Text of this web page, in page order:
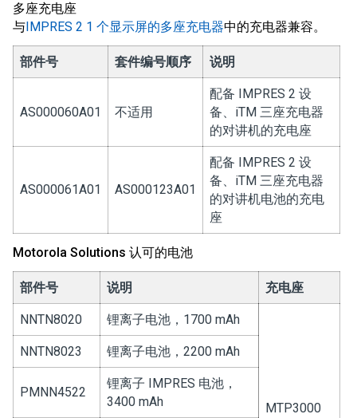
多座充电座
与IMPRES 2 1 个显示屏的多座充电器中的充电器兼容。
部件号 套件编号顺序 说明
AS000060A01 不适用
配备 IMPRES 2 设
备、iTM 三座充电器
的对讲机的充电座
AS000061A01 AS000123A01
配备 IMPRES 2 设
备、iTM 三座充电器
的对讲机电池的充电
座
Motorola Solutions 认可的电池
部件号 说明 充电座
NNTN8020 锂离子电池，1700 mAh
MTP3000
NNTN8023 锂离子电池，2200 mAh
PMNN4522
锂离子 IMPRES 电池，
3400 mAh